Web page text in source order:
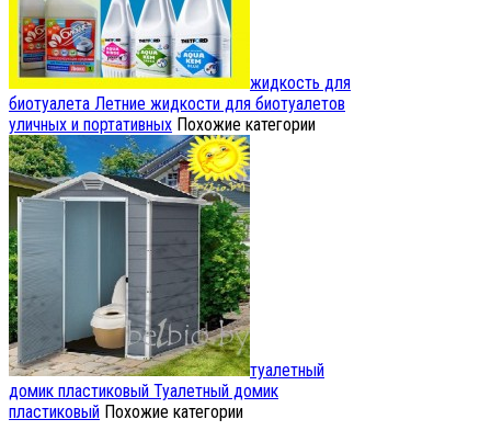
жидкость для
биотуалета Летние жидкости для биотуалетов
уличных и портативных Похожие категории
туалетный
домик пластиковый Туалетный домик
пластиковый Похожие категории